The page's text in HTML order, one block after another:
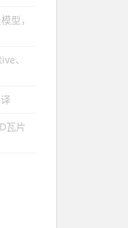
型，
、
瓦片